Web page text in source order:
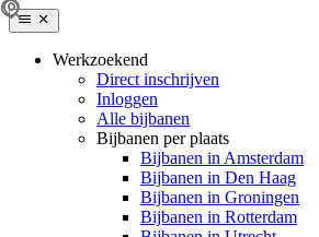
Werkzoekend
Direct inschrijven
Inloggen
Alle bijbanen
Bijbanen per plaats
Bijbanen in Amsterdam
Bijbanen in Den Haag
Bijbanen in Groningen
Bijbanen in Rotterdam